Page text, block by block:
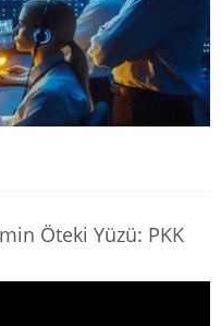
Öteki Yüzü: PKK